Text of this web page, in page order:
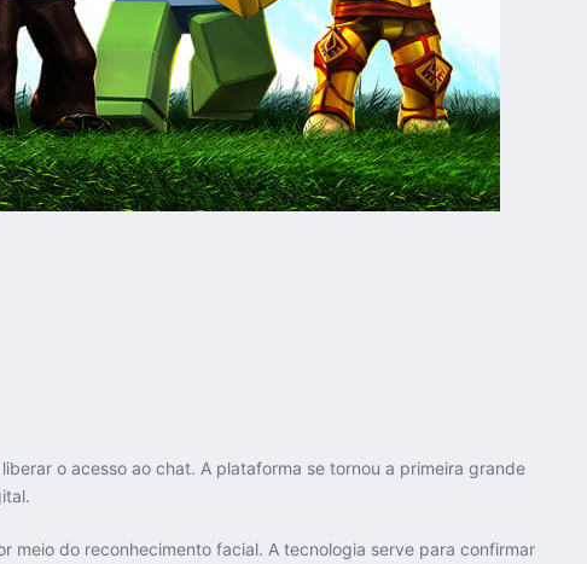
o acesso ao chat. A plataforma se tornou a primeira grande
meio do reconhecimento facial. A tecnologia serve para confirmar